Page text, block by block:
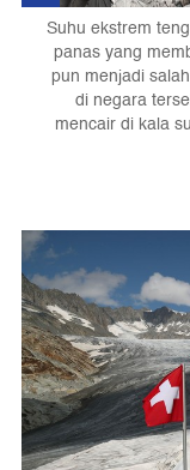
Suhu ekstrem
panas yang
pun menjadi
di negara
mencair di kala